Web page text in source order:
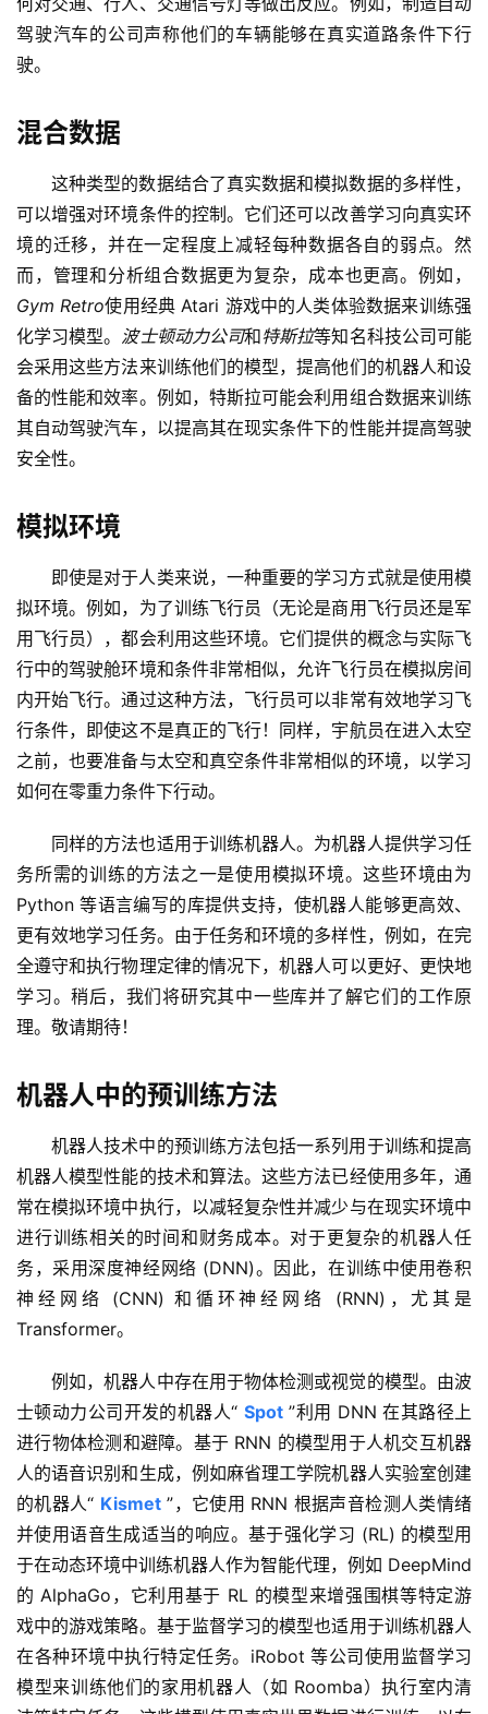
量
化
绘
梦
逆
梦
字
形
绘
龙
梦
白
泽
绘
梦
A
I
产
驾驶汽车的公司声称他们的车辆能够在真实道路条件下行
驶。
混合数据
这种类型的数据结合了真实数据和模拟数据的多样性，
可以增强对环境条件的控制。它们还可以改善学习向真实环
境的迁移，并在一定程度上减轻每种数据各自的弱点。然
而，管理和分析组合数据更为复杂，成本也更高。例如，
Gym Retro使用经典 Atari 游戏中的人类体验数据来训练强
化学习模型。 波士顿动力公司和特斯拉等知名科技公司可能
会采用这些方法来训练他们的模型，提高他们的机器人和设
备的性能和效率。例如，特斯拉可能会利用组合数据来训练
其自动驾驶汽车，以提高其在现实条件下的性能并提高驾驶
安全性。
模拟环境
即使是对于人类来说，一种重要的学习方式就是使用模
拟环境。例如，为了训练飞行员（无论是商用飞行员还是军
用飞行员），都会利用这些环境。它们提供的概念与实际飞
行中的驾驶舱环境和条件非常相似，允许飞行员在模拟房间
内开始飞行。通过这种方法，飞行员可以非常有效地学习飞
行条件，即使这不是真正的飞行！同样，宇航员在进入太空
之前，也要准备与太空和真空条件非常相似的环境，以学习
如何在零重力条件下行动。
同样的方法也适用于训练机器人。为机器人提供学习任
务所需的训练的方法之一是使用模拟环境。这些环境由为
Python 等语言编写的库提供支持，使机器人能够更高效、
更有效地学习任务。由于任务和环境的多样性，例如，在完
全遵守和执行物理定律的情况下，机器人可以更好、更快地
学习。稍后，我们将研究其中一些库并了解它们的工作原
理。敬请期待！
机器人中的预训练方法
机器人技术中的预训练方法包括一系列用于训练和提高
机器人模型性能的技术和算法。这些方法已经使用多年，通
常在模拟环境中执行，以减轻复杂性并减少与在现实环境中
进行训练相关的时间和财务成本。对于更复杂的机器人任
务，采用深度神经网络 (DNN)。因此，在训练中使用卷积
神经网络 (CNN) 和循环神经网络 (RNN)，尤其是
Transformer。
例如，机器人中存在用于物体检测或视觉的模型。由波
士顿动力公司开发的机器人“ Spot ”利用 DNN 在其路径上
进行物体检测和避障。基于 RNN 的模型用于人机交互机器
人的语音识别和生成，例如麻省理工学院机器人实验室创建
的机器人“ Kismet ”，它使用 RNN 根据声音检测人类情绪
并使用语音生成适当的响应。基于强化学习 (RL) 的模型用
于在动态环境中训练机器人作为智能代理，例如 DeepMind
的 AlphaGo，它利用基于 RL 的模型来增强围棋等特定游
戏中的游戏策略。基于监督学习的模型也适用于训练机器人
在各种环境中执行特定任务。iRobot 等公司使用监督学习
模型来训练他们的家用机器人（如 Roomba）执行室内清